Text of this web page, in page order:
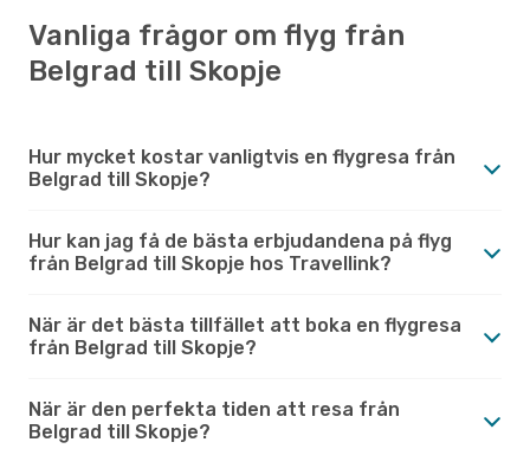
Vanliga frågor om flyg från
Belgrad till Skopje
Hur mycket kostar vanligtvis en flygresa från
Belgrad till Skopje?
Hur kan jag få de bästa erbjudandena på flyg
från Belgrad till Skopje hos Travellink?
När är det bästa tillfället att boka en flygresa
från Belgrad till Skopje?
När är den perfekta tiden att resa från
Belgrad till Skopje?